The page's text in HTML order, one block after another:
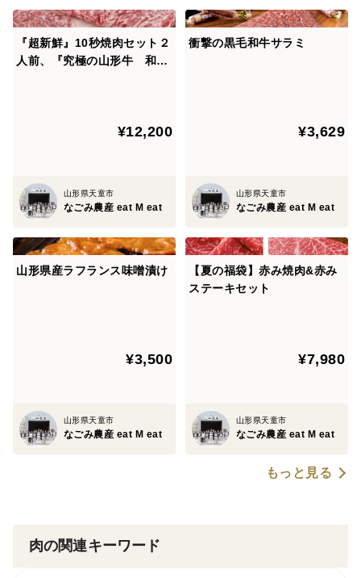
『超新鮮』10秒焼肉セット２
人前、『究極の山形牛 和の
¥12,200
山形県天童市
なごみ農産 eat M eat
衝撃の黒毛和牛サラミ
¥3,629
山形県天童市
なごみ農産 eat M eat
山形県産ラフランス味噌漬け
¥3,500
山形県天童市
なごみ農産 eat M eat
【夏の福袋】赤み焼肉&赤み
ステーキセット
¥7,980
山形県天童市
なごみ農産 eat M eat
もっと見る
肉の関連キーワード